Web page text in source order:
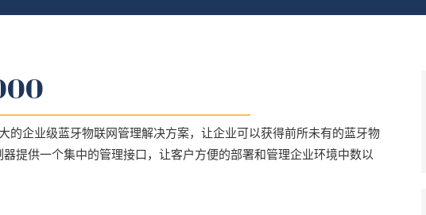
的企业级蓝牙物联网管理解决方案，让企业可以获得前所未有的蓝牙物
提供一个集中的管理接口，让客户方便的部署和管理企业环境中数以